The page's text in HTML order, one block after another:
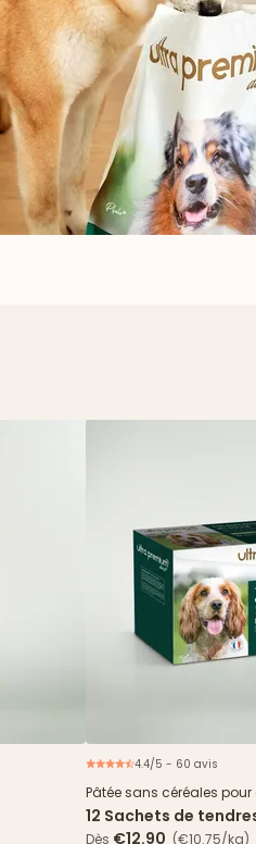
4.4/5 - 60 avis
Pâtée sans céréales pour
12 Sachets de
& haricots verts
Dès €12.90 (€10.75/kg)